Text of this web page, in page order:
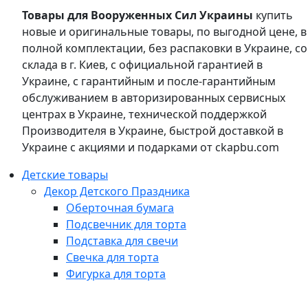
Товары для Вооруженных Сил Украины купить
новые и оригинальные товары, по выгодной цене, в
полной комплектации, без распаковки в Украине, со
склада в г. Киев, с официальной гарантией в
Украине, с гарантийным и после-гарантийным
обслуживанием в авторизированных сервисных
центрах в Украине, технической поддержкой
Производителя в Украине, быстрой доставкой в
Украине с акциями и подарками от ckapbu.com
Детские товары
Декор Детского Праздника
Оберточная бумага
Подсвечник для торта
Подставка для свечи
Свечка для торта
Фигурка для торта